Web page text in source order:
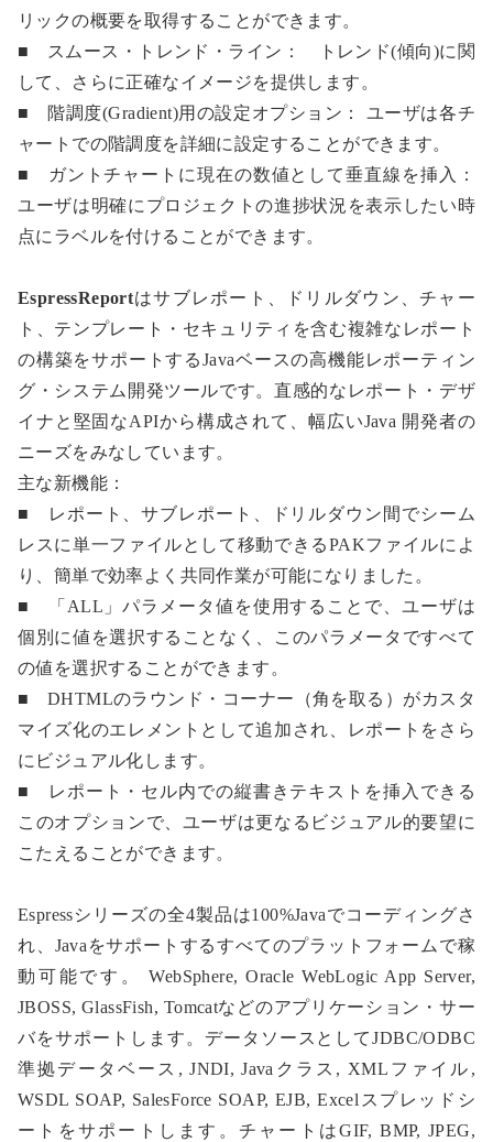
リックの概要を取得することができます。
■ スムース・トレンド・ライン： トレンド(傾向)に関
して、さらに正確なイメージを提供します。
■ 階調度(Gradient)用の設定オプション： ユーザは各チ
ャートでの階調度を詳細に設定することができます。
■ ガントチャートに現在の数値として垂直線を挿入：
ユーザは明確にプロジェクトの進捗状況を表示したい時
点にラベルを付けることができます。
EspressReportはサブレポート、ドリルダウン、チャー
ト、テンプレート・セキュリティを含む複雑なレポート
の構築をサポートするJavaベースの高機能レポーティン
グ・システム開発ツールです。直感的なレポート・デザ
イナと堅固なAPIから構成されて、幅広いJava 開発者の
ニーズをみなしています。
主な新機能：
■ レポート、サブレポート、ドリルダウン間でシーム
レスに単一ファイルとして移動できるPAKファイルによ
り、簡単で効率よく共同作業が可能になりました。
■ 「ALL」パラメータ値を使用することで、ユーザは
個別に値を選択することなく、このパラメータですべて
の値を選択することができます。
■ DHTMLのラウンド・コーナー（角を取る）がカスタ
マイズ化のエレメントとして追加され、レポートをさら
にビジュアル化します。
■ レポート・セル内での縦書きテキストを挿入できる
このオプションで、ユーザは更なるビジュアル的要望に
こたえることができます。
Espressシリーズの全4製品は100%Javaでコーディングさ
れ、Javaをサポートするすべてのプラットフォームで稼
動可能です。 WebSphere, Oracle WebLogic App Server,
JBOSS, GlassFish, Tomcatなどのアプリケーション・サー
バをサポートします。データソースとしてJDBC/ODBC
準拠データベース, JNDI, Javaクラス, XMLファイル,
WSDL SOAP, SalesForce SOAP, EJB, Excelスプレッドシ
ートをサポートします。チャートはGIF, BMP, JPEG,